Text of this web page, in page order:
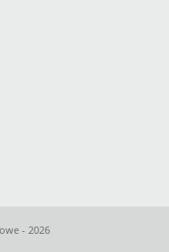
- 2026